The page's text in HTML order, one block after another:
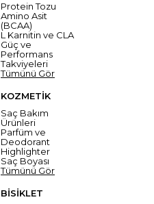
Protein Tozu
Amino Asit
(BCAA)
L Karnitin ve CLA
Güç ve
Performans
Takviyeleri
Tümünü Gör
KOZMETİK
Saç Bakım
Ürünleri
Parfüm ve
Deodorant
Highlighter
Saç Boyası
Tümünü Gör
BİSİKLET